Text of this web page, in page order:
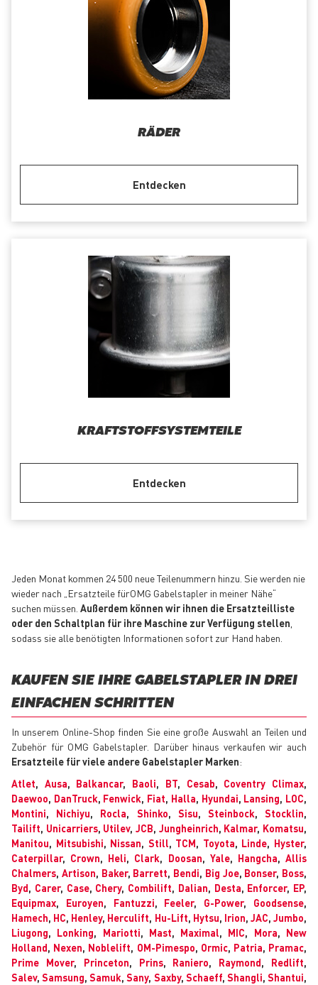
RÄDER
Entdecken
KRAFTSTOFFSYSTEMTEILE
Entdecken
Jeden Monat kommen 24 500 neue Teilenummern hinzu. Sie werden nie
wieder nach „Ersatzteile fürOMG Gabelstapler in meiner Nähe“
suchen müssen. Außerdem können wir ihnen die Ersatzteilliste
oder den Schaltplan für ihre Maschine zur Verfügung stellen
sodass sie alle benötigten Informationen sofort zur Hand haben.
KAUFEN SIE IHRE GABELSTAPLER IN DREI
EINFACHEN SCHRITTEN
In unserem Online-Shop finden Sie eine große Auswahl an Teilen und
Zubehör für OMG Gabelstapler. Darüber hinaus verkaufen wir auch
Ersatzteile für viele andere Gabelstapler Marken:
Atlet, Ausa, Balkancar, Baoli, BT, Cesab, Coventry Climax,
Daewoo, DanTruck, Fenwick, Fiat, Halla, Hyundai, Lansing, LOC,
Montini, Nichiyu, Rocla, Shinko, Sisu, Steinbock,Stocklin,
Tailift, Unicarriers, Utilev,JCB, Jungheinrich, Kalmar, Komatsu,
Manitou, Mitsubishi, Nissan, Still, TCM, Toyota, Linde, Hyster,
Caterpillar, Crown, Heli, Clark, Doosan, Yale, Hangcha,Allis
Chalmers, Artison, Baker, Barrett, Bendi, Big Joe, Bonser, Boss,
Byd, Carer, Case, Chery, Combilift, Dalian, Desta, Enforcer, EP,
Equipmax, Euroyen, Fantuzzi, Feeler, G-Power, Goodsense,
Hamech, HC, Henley, Herculift, Hu-Lift, Hytsu, Irion, JAC, Jumbo,
Liugong, Lonking, Mariotti, Mast, Maximal, MIC, Mora, New
Holland, Nexen, Noblelift, OM-Pimespo, Ormic, Patria, Pramac,
Prime Mover, Princeton, Prins, Raniero, Raymond, Redlift,
Salev,Samsung,Samuk,Sany, Saxby, Schaeff, Shangli,Shantui,